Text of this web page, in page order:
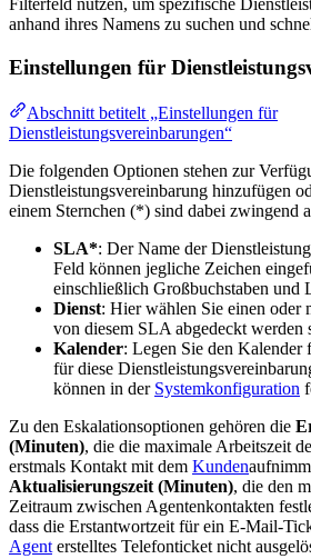
Filterfeld nutzen, um spezifische
anhand ihres Namens zu suchen und
Einstellungen für
Abschnitt betitelt „Einstellungen für
Dienstleistungsvereinbarungen“
Die folgenden Optionen stehen zur
Dienstleistungsvereinbarung hinzufügen
einem Sternchen (*) sind dabei zwingend
SLA*: Der Name der
Feld können jegliche Zeichen
einschließlich Großbuchstaben und
Dienst: Hier wählen Sie einen oder
von diesem SLA abgedeckt werden
Kalender: Legen Sie den Kalender
für diese
können in der Systemkonfiguration
Zu den Eskalationsoptionen gehören die
(Minuten), die die maximale Arbeitszeit
erstmals Kontakt mit dem Kunden
Aktualisierungszeit (Minuten), die den
Zeitraum zwischen Agentenkontakten
dass die Erstantwortzeit für ein E-Mail-
Agent erstelltes Telefonticket nicht